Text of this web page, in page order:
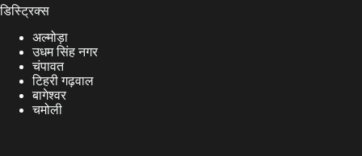
डिस्ट्रिक्स
अल्मोड़ा
उधम सिंह नगर
चंपावत
टिहरी गढ़वाल
बागेश्वर
चमोली